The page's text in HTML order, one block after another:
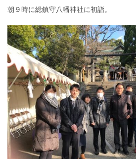
朝９時に総鎮守八幡神社に初詣。